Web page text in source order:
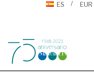
ES
EUR